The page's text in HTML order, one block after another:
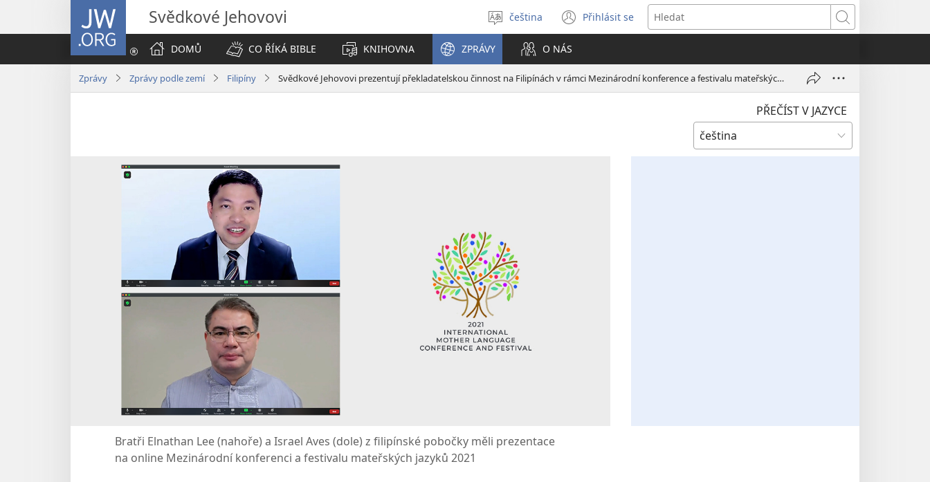
JW.ORG Svědkové Jehovovi
Vybrat
jazyk
čeština Přihlásit se
(otevřeno
nové
Hledat
DOMŮ
CO ŘÍKÁ BIBLE KNIHOVNA ZPRÁVY O NÁS
Zprávy Zprávy podle zemí Filipíny Svědkové Jehovovi prezentují překladatelskou činnost na Filipínách v rámci Mezinárodní konference a festivalu mateřských jazyků 2021
PŘEČÍST V JAZYCE
Bratři Elnathan Lee (nahoře) a Israel Aves (dole) z filipínské pobočky měli prezentace
na online Mezinárodní konferenci a festivalu mateřských jazyků 2021